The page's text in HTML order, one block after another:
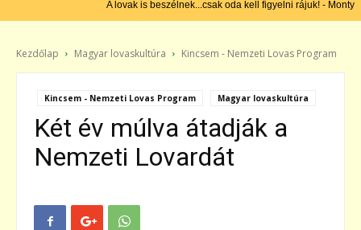
A lovak is beszélnek...csak oda kell figyelni rájuk! - Monty
Kezdőlap Magyar lovaskultúra Kincsem - Nemzeti Lovas Program
Kincsem - Nemzeti Lovas Program Magyar lovaskultúra
Két év múlva átadják a
Nemzeti Lovardát